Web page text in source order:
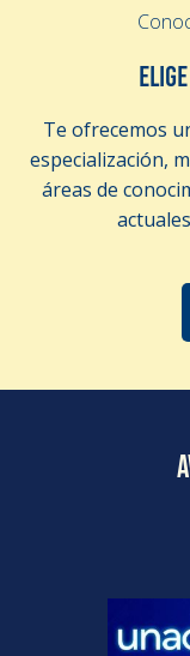
Te ofrecemos
especialización,
áreas de